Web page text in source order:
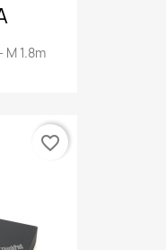
M 1.8m
favorite_border